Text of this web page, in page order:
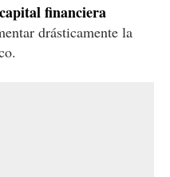
financiera
drásticamente la